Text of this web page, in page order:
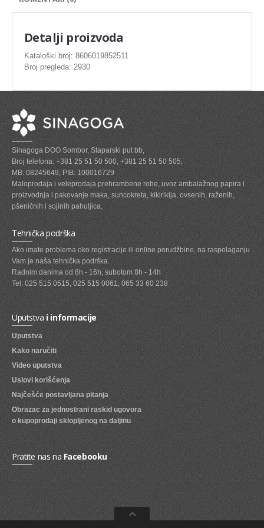
ZAMRZNUTO MESO SVINJSKO
ZAMRZNUTA RIBA
ZAMRZNUTO MESO PILETINA
PASTETE I MESNI NARESCI
TUNJEVINE I KONZERVE
GOTOVA JELA
SIROVINA ZA GASTRO
GASTRO
KISELISI
KECAP, SENF, REN, PARADAJZ,SOS
KOMPOTI
SVEZE VOCE
SVEZE POVRCE
DZEMOVI, MARMALADE I MED
BOMBONI
ZVAKE
LIZALICE
COKOLADE
KREMOVI
BOMBONJERE I PRALINE
MALE COKOLADE I BAROVI
KEKSOVI
KEKS STRUDLE
Detalji proizvoda
Kataloški broj: 8606019852511
Broj pregleda: 2930
Sinagoga DOO Sombor, Staparski put bb,
Broj telefona: +381 25 51 50 500, +381 25 51 50 505,
MB: 08245649, PIB: 100016729
Maloprodaja i veleprodaja prehrambene robe, uvoz ambalažnog papira i
proizvodnja i pakovanje maka, suncokreta, kikirikija, ovsenih, raženih,
pšeničnih i sojinih pahuljica.
Tehnička podrška
Ako imate problema oko registracije ili online porudžbine, na raspolaganju
Vam je naša tehnička podrška.
Radnim danima od 8h - 16h, subotom 8h - 14h
Tel: 025 515 0515, 025 515 0061, 065 33 60 238
Uputstvai informacije
Uputstva
Kako naručiti
Video uputstva
Uslovi korišćenja
Najčešće postavljana pitanja
Obrazac za jednostrani raskid ugovora
o kupoprodaji sklopljenog na daljinu
Pratite nas na Facebooku